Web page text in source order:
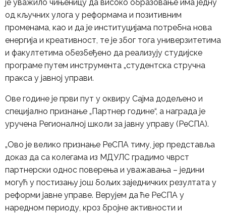
је уважило чињеницу да високо образовање има једну
од кључних улога у реформама и позитивним
променама, као и да је институцијама потребна нова
енергија и креативност, те је због тога универзитетима
и факултетима обезбеђено да реализују студијске
програме путем инструмента „студентска стручна
пракса у јавној управи.
Ове године је први пут у оквиру Сајма додељено и
специјално признање „Партнер године“, а награда је
уручена Регионалној школи за јавну управу (РеСПА).
„Ово је велико признање РеСПА тиму, јер представља
доказ да са колегама из МДУЛС градимо чврст
партнерски однос поверења и уважавања – једини
могућ у постизању још бољих заједничких резултата у
реформи јавне управе. Верујем да ће РеСПА у
наредном периоду, кроз бројне активности и